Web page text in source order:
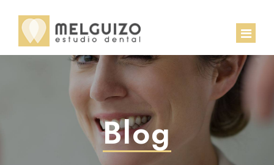
Blog